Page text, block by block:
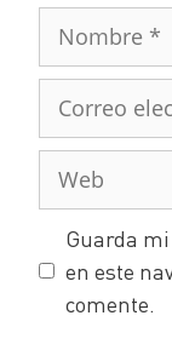
Guarda
en este
comente.